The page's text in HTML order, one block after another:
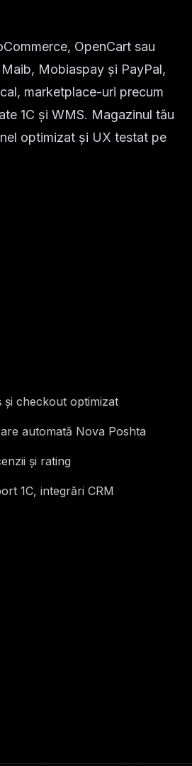
OpenCart sau
Mobiaspay și PayPal,
marketplace-uri precum
1C și WMS. Magazinul tău
optimizat și UX testat pe
și checkout optimizat
automată Nova Poshta
și rating
1C, integrări CRM